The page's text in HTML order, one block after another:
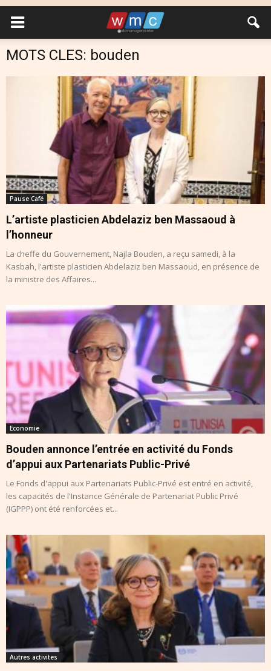
MOTS CLES: bouden
Pause Café
L’artiste plasticien Abdelaziz ben Massaoud à
l’honneur
La cheffe du Gouvernement, Najla Bouden, a reçu samedi, à la
Kasbah, l'artiste plasticien Abdelaziz ben Massaoud, en présence de
la ministre des Affaires...
Economie
Bouden annonce l’entrée en activité du Fonds
d’appui aux Partenariats Public-Privé
Le Fonds d'appui aux Partenariats Public-Privé est entré en activité,
les capacités de l'Instance Générale de Partenariat Public Privé
(IGPPP) ont été renforcées et...
Autres activites